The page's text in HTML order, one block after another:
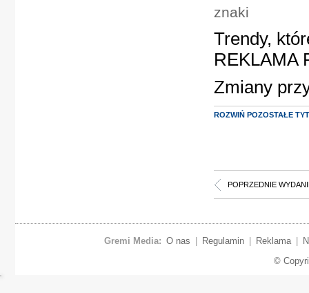
znaki
Trendy,
REKLAMA
Zmiany
ROZWIŃ POZOSTAŁE
POPRZEDNIE
Gremi Media: O nas Regulamin Reklama
©